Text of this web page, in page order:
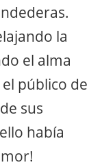
la
el alma
público de
sus
había